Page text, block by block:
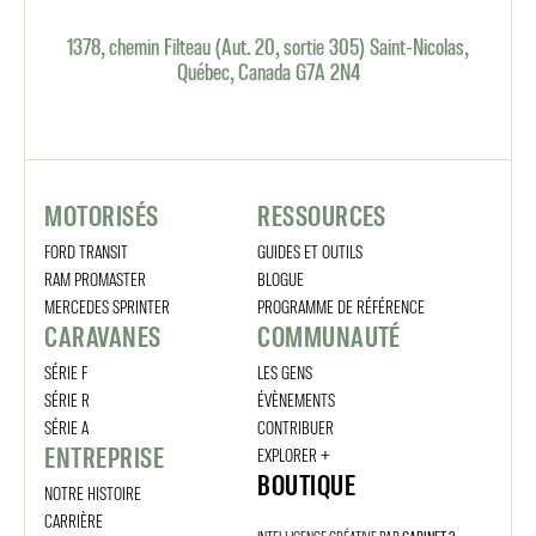
1378, chemin Filteau (Aut. 20, sortie 305) Saint-Nicolas,
Québec, Canada G7A 2N4
MOTORISÉS
FORD TRANSIT
RAM PROMASTER
MERCEDES SPRINTER
CARAVANES
SÉRIE F
SÉRIE R
SÉRIE A
ENTREPRISE
NOTRE HISTOIRE
CARRIÈRE
RESSOURCES
GUIDES ET OUTILS
BLOGUE
PROGRAMME DE RÉFÉRENCE
COMMUNAUTÉ
LES GENS
ÉVÈNEMENTS
CONTRIBUER
EXPLORER +
BOUTIQUE